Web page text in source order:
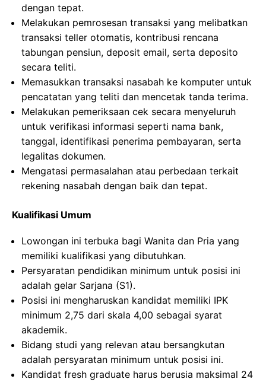
dengan tepat.
Melakukan pemrosesan transaksi yang melibatkan
transaksi teller otomatis, kontribusi rencana
tabungan pensiun, deposit email, serta deposito
secara teliti.
Memasukkan transaksi nasabah ke komputer untuk
pencatatan yang teliti dan mencetak tanda terima.
Melakukan pemeriksaan cek secara menyeluruh
untuk verifikasi informasi seperti nama bank,
tanggal, identifikasi penerima pembayaran, serta
legalitas dokumen.
Mengatasi permasalahan atau perbedaan terkait
rekening nasabah dengan baik dan tepat.
Kualifikasi Umum
Lowongan ini terbuka bagi Wanita dan Pria yang
memiliki kualifikasi yang dibutuhkan.
Persyaratan pendidikan minimum untuk posisi ini
adalah gelar Sarjana (S1).
Posisi ini mengharuskan kandidat memiliki IPK
minimum 2,75 dari skala 4,00 sebagai syarat
akademik.
Bidang studi yang relevan atau bersangkutan
adalah persyaratan minimum untuk posisi ini.
Kandidat fresh graduate harus berusia maksimal 24